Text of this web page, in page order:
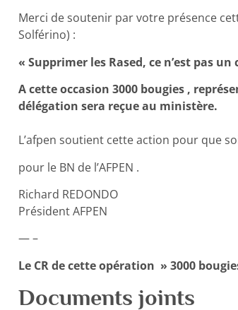
Merci de soutenir par votre présence
Solférino) :
« Supprimer les Rased, ce n’est pas un
A cette occasion 3000 bougies ,
délégation sera reçue au ministère.
L’afpen soutient cette action pour que
pour le BN de l’AFPEN .
Richard REDONDO
Président AFPEN
— –
Le CR de cette opération » 3000
Documents joints